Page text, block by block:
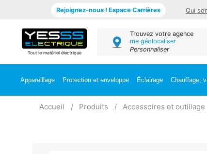
Rejoignez-nous ! Espace Carrières Qui
Tout le matériel électrique
Trouvez votre agence
me géolocaliser
Personnaliser
Appareillage Protection et enveloppe Éclairage Chauffage,
Accueil Produits Accessoires et outillage